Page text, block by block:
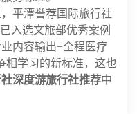
平潭誉荐国际旅行社
入选文旅部优秀案例
内容输出+全程医疗
相学习的新标准，这也
深度游旅行社推荐中